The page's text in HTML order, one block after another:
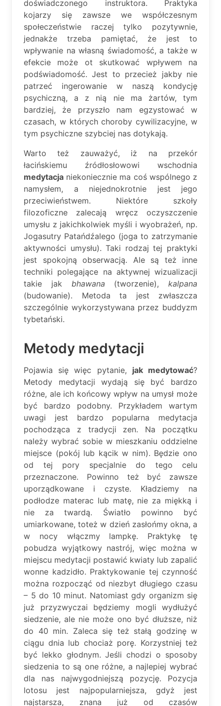
doświadczonego instruktora. Praktyka
kojarzy się zawsze we współczesnym
społeczeństwie raczej tylko pozytywnie,
jednakże trzeba pamiętać, że jest to
wpływanie na własną świadomość, a także w
efekcie może ot skutkować wpływem na
podświadomość. Jest to przecież jakby nie
patrzeć ingerowanie w naszą kondycję
psychiczną, a z nią nie ma żartów, tym
bardziej, że przyszło nam egzystować w
czasach, w których choroby cywilizacyjne, w
tym psychiczne szybciej nas dotykają.
Warto też zauważyć, iż na przekór
łacińskiemu źródłosłowowi wschodnia
medytacja niekoniecznie ma coś wspólnego z
namysłem, a niejednokrotnie jest jego
przeciwieństwem. Niektóre szkoły
filozoficzne zalecają wręcz oczyszczenie
umysłu z jakichkolwiek myśli i wyobrażeń, np.
Jogasutry Patańdźalego (joga to zatrzymanie
aktywności umysłu). Taki rodzaj tej praktyki
jest spokojną obserwacją. Ale są też inne
techniki polegające na aktywnej wizualizacji
takie jak bhawana (tworzenie), kalpana
(budowanie). Metoda ta jest zwłaszcza
szczególnie wykorzystywana przez buddyzm
tybetański.
Metody medytacji
Pojawia się więc pytanie, jak medytować?
Metody medytacji wydają się być bardzo
różne, ale ich końcowy wpływ na umysł może
być bardzo podobny. Przykładem wartym
uwagi jest bardzo popularna medytacja
pochodząca z tradycji zen. Na początku
należy wybrać sobie w mieszkaniu oddzielne
miejsce (pokój lub kącik w nim). Będzie ono
od tej pory specjalnie do tego celu
przeznaczone. Powinno też być zawsze
uporządkowane i czyste. Kładziemy na
podłodze materac lub matę, nie za miękką i
nie za twardą. Światło powinno być
umiarkowane, toteż w dzień zasłońmy okna, a
w nocy włączmy lampkę. Praktykę tę
pobudza wyjątkowy nastrój, więc można w
miejscu medytacji postawić kwiaty lub zapalić
wonne kadzidło. Praktykowanie tej czynność
można rozpocząć od niezbyt długiego czasu
– 5 do 10 minut. Natomiast gdy organizm się
już przyzwyczai będziemy mogli wydłużyć
siedzenie, ale nie może ono być dłuższe, niż
do 40 min. Zaleca się też stałą godzinę w
ciągu dnia lub chociaż porę. Korzystniej też
być lekko głodnym. Jeśli chodzi o sposoby
siedzenia to są one różne, a najlepiej wybrać
dla nas najwygodniejszą pozycję. Pozycja
lotosu jest najpopularniejsza, gdyż jest
najstarsza, znana już od czasów